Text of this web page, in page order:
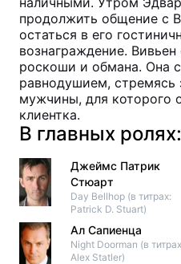
продолжить общение с
остаться в его
вознаграждение.
роскоши и обмана. Она
равнодушием, стремясь
мужчины, для которого
клиентка.
В главных ролях:
Джеймс Патрик
Стюарт
Day Bellhop (в титрах:
Patrick D. Stuart)
Ал Сапиенца
Night Doorman (в
Alex Statler)